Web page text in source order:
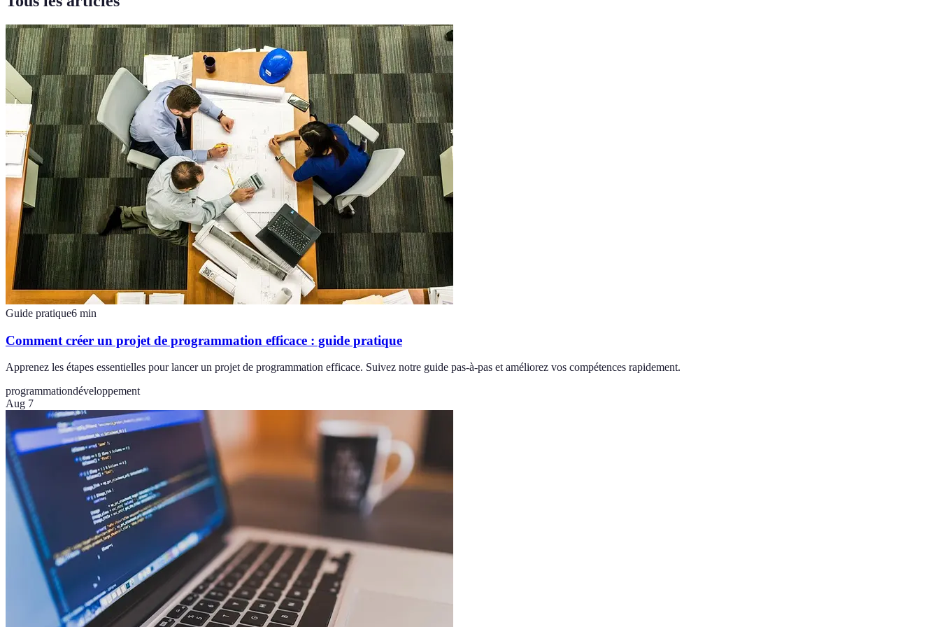
Guide pratique6 min
Comment créer un projet de programmation efficace : guide pratique
Apprenez les étapes essentielles pour lancer un projet de programmation efficace. Suivez notre guide pas-à-pas et améliorez vos compétences rapidement.
programmationdéveloppement
Aug 7